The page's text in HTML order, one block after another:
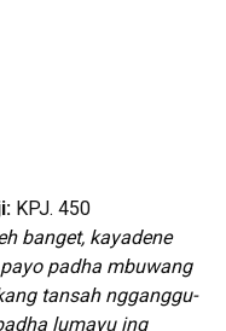
KPJ. 450
banget, kayadene
padha mbuwang
tansah ngganggu-
lumayu ing